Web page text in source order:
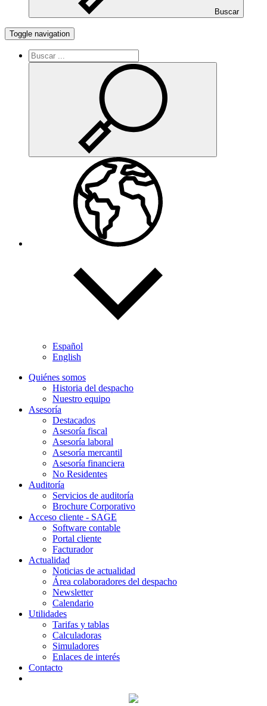
Buscar
Toggle navigation
Español
English
Quiénes somos
Historia del despacho
Nuestro equipo
Asesoría
Destacados
Asesoría fiscal
Asesoría laboral
Asesoría mercantil
Asesoría financiera
No Residentes
Auditoría
Servicios de auditoría
Brochure Corporativo
Acceso cliente - SAGE
Software contable
Portal cliente
Facturador
Actualidad
Noticias de actualidad
Área colaboradores del despacho
Newsletter
Calendario
Utilidades
Tarifas y tablas
Calculadoras
Simuladores
Enlaces de interés
Contacto